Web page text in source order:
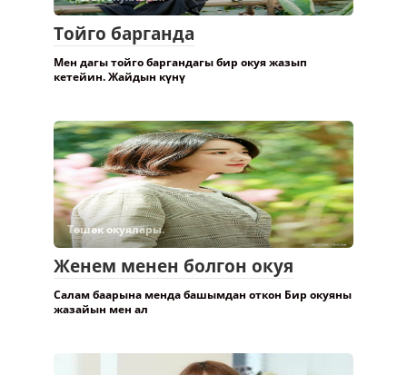
Төшөк окуялары.
Тойго барганда
Мен дагы тойго баргандагы бир окуя жазып
Төшөк окуялары.
Женем менен болгон окуя
Салам баарына менда башымдан откон Бир окуяны